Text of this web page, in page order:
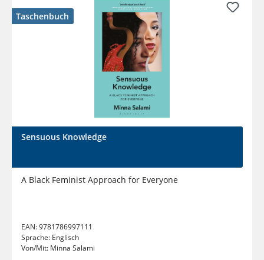
Taschenbuch
Sensuous Knowledge
A Black Feminist Approach for Everyone
EAN:9781786997111
Sprache: Englisch
Von/Mit: Minna Salami